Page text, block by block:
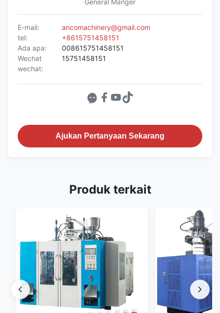
E-mail:
ancomachinery@gmail.com
tel:
+8615751458151
Ada apa:
008615751458151
Wechat
wechat:
15751458151
Ajukan Pertanyaan Sekarang
Produk terkait